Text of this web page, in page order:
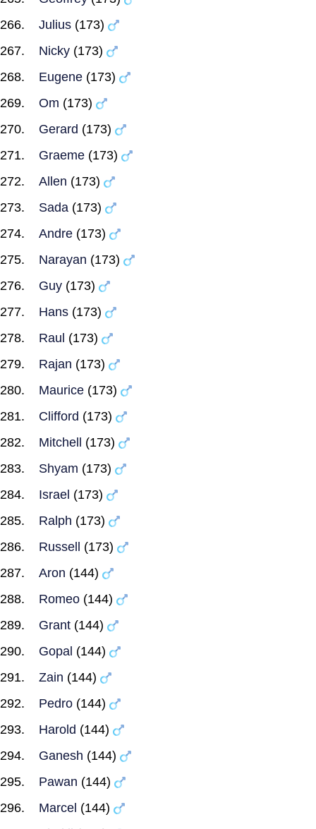
Julius (173)
Nicky (173)
Eugene (173)
Om (173)
Gerard (173)
Graeme (173)
Allen (173)
Sada (173)
Andre (173)
Narayan (173)
Guy (173)
Hans (173)
Raul (173)
Rajan (173)
Maurice (173)
Clifford (173)
Mitchell
(173)
Shyam (173)
Israel (173)
Ralph (173)
Russell
(173)
Aron (144)
Romeo (144)
Grant (144)
Gopal (144)
Zain (144)
Pedro (144)
Harold (144)
Ganesh (144)
Pawan (144)
Marcel (144)